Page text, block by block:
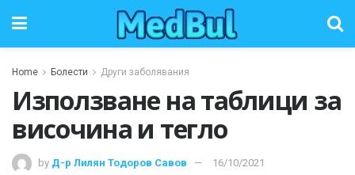
Home Болести Други заболявания
Използване на таблици за
височина и тегло
by Д-р Лилян Тодоров Савов 16/10/2021